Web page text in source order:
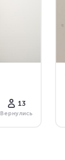
13
Вернулись